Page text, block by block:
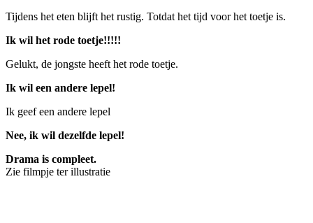
Tijdens het eten blijft het rustig. Totdat het tijd voor het toetje is.
Ik wil het rode toetje!!!!!
Gelukt, de jongste heeft het rode toetje.
Ik wil een andere lepel!
Ik geef een andere lepel
Nee, ik wil dezelfde lepel!
Drama is compleet.
Zie filmpje ter illustratie